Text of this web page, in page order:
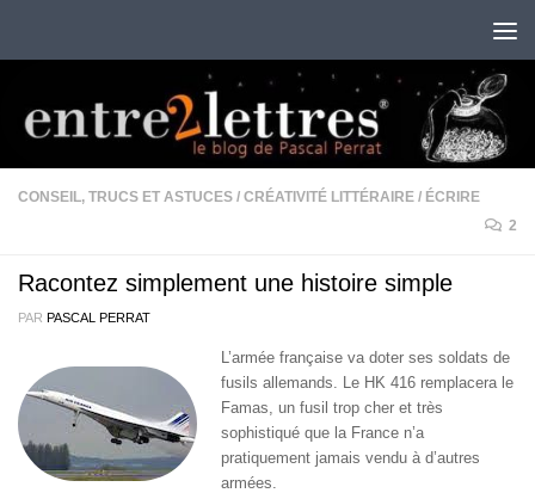
CONSEIL, TRUCS ET ASTUCES / CRÉATIVITÉ LITTÉRAIRE / ÉCRIRE
2
Racontez simplement une histoire simple
PAR PASCAL PERRAT
L’armée française va doter ses soldats de
fusils allemands. Le HK 416 remplacera le
Famas, un fusil trop cher et très
sophistiqué que la France n’a
pratiquement jamais vendu à d’autres
armées.